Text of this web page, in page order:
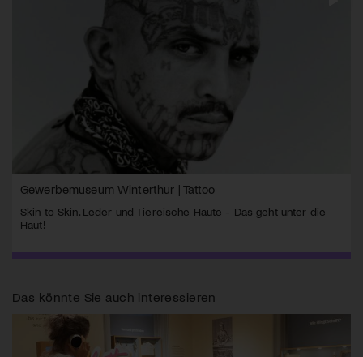
Gewerbemuseum Winterthur | Tattoo
Skin to Skin. Leder und Tiereische Häute - Das geht unter die
Haut!
Das könnte Sie auch interessieren